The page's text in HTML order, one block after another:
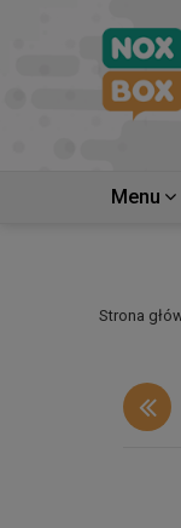
Menu
Strona